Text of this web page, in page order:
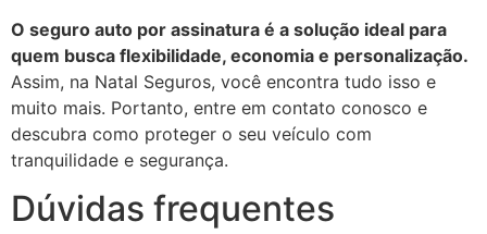
O seguro auto por assinatura é a solução ideal para
quem busca flexibilidade, economia e personalização.
Assim, na Natal Seguros, você encontra tudo isso e
muito mais. Portanto, entre em contato conosco e
descubra como proteger o seu veículo com
tranquilidade e segurança.
Dúvidas frequentes